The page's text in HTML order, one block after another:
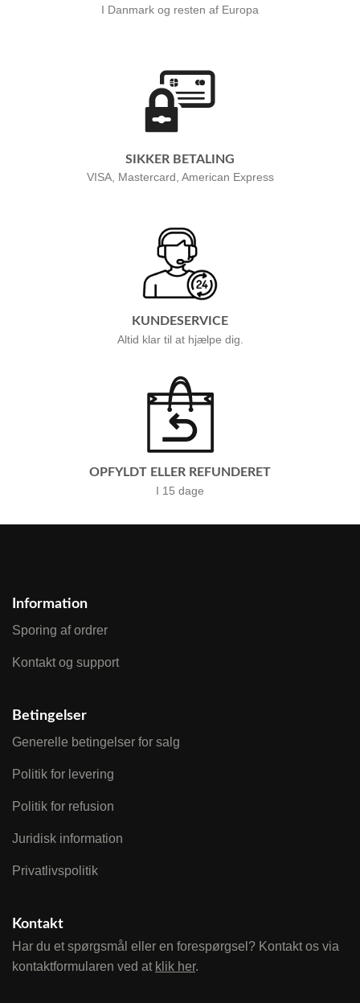
I Danmark og resten af Europa
SIKKER BETALING
VISA, Mastercard, American Express
KUNDESERVICE
Altid klar til at hjælpe dig.
OPFYLDT ELLER REFUNDERET
I 15 dage
Information
Sporing af ordrer
Kontakt og support
Betingelser
Generelle betingelser for salg
Politik for levering
Politik for refusion
Juridisk information
Privatlivspolitik
Kontakt
Har du et spørgsmål eller en forespørgsel? Kontakt os via
kontaktformularen ved at klik her.